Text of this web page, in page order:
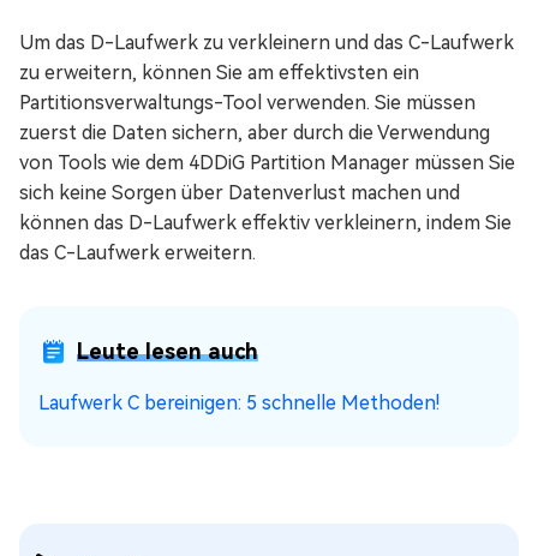
Um das D-Laufwerk zu verkleinern und das C-Laufwerk
zu erweitern, können Sie am effektivsten ein
Partitionsverwaltungs-Tool verwenden. Sie müssen
zuerst die Daten sichern, aber durch die Verwendung
von Tools wie dem 4DDiG Partition Manager müssen Sie
sich keine Sorgen über Datenverlust machen und
können das D-Laufwerk effektiv verkleinern, indem Sie
das C-Laufwerk erweitern.
Leute lesen auch
Laufwerk C bereinigen: 5 schnelle Methoden!